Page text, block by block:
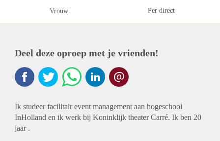
Vrouw Per direct
Deel deze oproep met je vrienden!
Ik studeer facilitair event management aan hogeschool
InHolland en ik werk bij Koninklijk theater Carré. Ik ben 20
jaar .